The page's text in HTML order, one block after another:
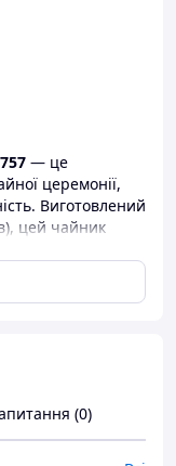
— це
церемонії,
Виготовлений
цей чайник
сортів чаю,
і Жовтий
:
(0)